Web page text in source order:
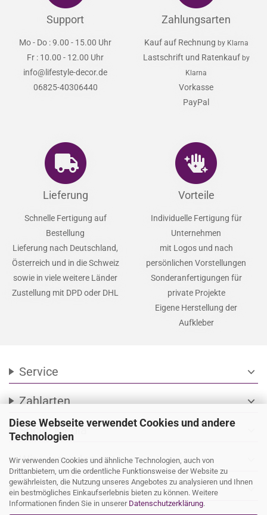
Diese Webseite verwendet Cookies und andere
Technologien
Wir verwenden Cookies und ähnliche Technologien, auch von
Drittanbietern, um die ordentliche Funktionsweise der Website zu
gewährleisten, die Nutzung unseres Angebotes zu analysieren und Ihnen
ein bestmögliches Einkaufserlebnis bieten zu können. Weitere
Informationen finden Sie in unserer Datenschutzerklärung.
Support
Mo - Do : 9.00 - 15.00 Uhr
Fr : 10.00 - 12.00 Uhr
info@lifestyle-decor.de
06825-40306440
Zahlungsarten
Kauf auf Rechnung by Klarna
Lastschrift und Ratenkauf by
Klarna
Vorkasse
PayPal
Lieferung
Schnelle Fertigung auf
Bestellung
Lieferung nach Deutschland,
Österreich und in die Schweiz
sowie in viele weitere Länder
Zustellung mit DPD oder DHL
Vorteile
Individuelle Fertigung für
Unternehmen
mit Logos und nach
persönlichen Vorstellungen
Sonderanfertigungen für
private Projekte
Eigene Herstellung der
Aufkleber
Service expand_more
Zahlarten expand_more
Social Media
Wir versenden mit
Ihre persönliche Seite expand_more